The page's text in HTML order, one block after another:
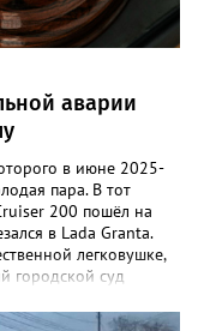
аварии
в июне 2025-
пара. В тот
200 пошёл на
в Lada Granta.
легковушке,
городской суд
лишил